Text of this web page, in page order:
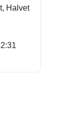
Halvet